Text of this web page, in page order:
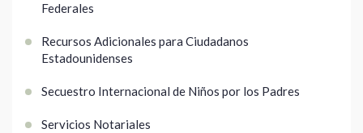
Federales
Recursos Adicionales para Ciudadanos
Estadounidenses
Secuestro Internacional de Niños por los Padres
Servicios Notariales